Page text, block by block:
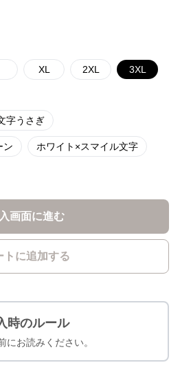
XL 2XL 3XL
字うさぎ
ン ホワイト×スマイル文字
画面に進む
トに追加する
時のルール
にお読みください。